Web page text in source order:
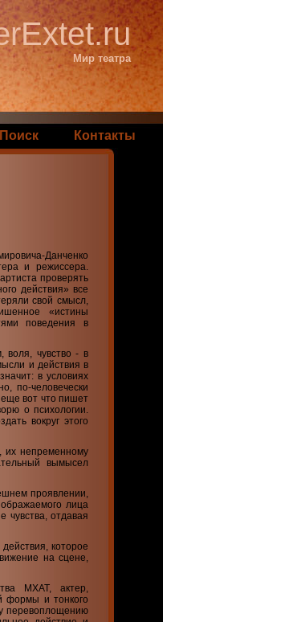
Мир театра
Поиск Контакты
Данченко
и режиссера.
проверять
действия» все
свой смысл,
«истины
поведения в
воля, чувство - в
и действия в
в условиях
по-человечески
еще вот что пишет
о психологии.
вокруг этого
их непременному
вымысел
проявлении,
лица
чувства, отдавая
которое
на сцене,
МХАТ, актер,
формы и тонкого
перевоплощению